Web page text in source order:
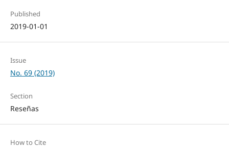
Published
2019-01-01
Issue
No. 69 (2019)
Section
Reseñas
How to Cite